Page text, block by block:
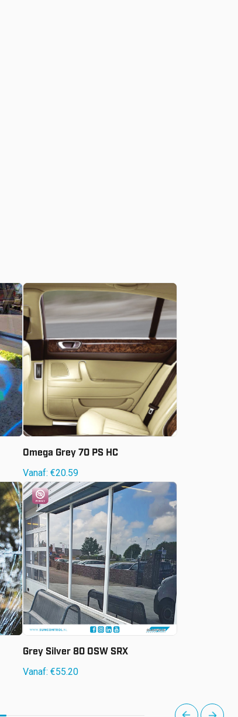
Vanaf:€20.59
Omega Grey 70 PS HC
Vanaf: €20.59
Vanaf:€55.20
Grey Silver 80 OSW SRX
Vanaf: €55.20
next